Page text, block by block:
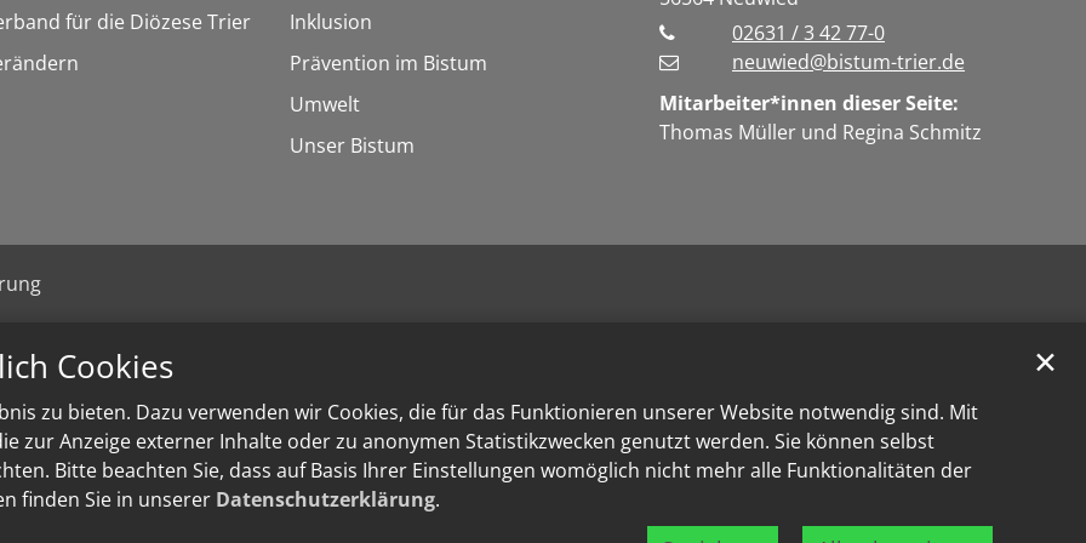
Cookies
zu bieten. Dazu verwenden wir Cookies, die für das Funktionieren unserer Website notwendig sind. Mit
zur Anzeige externer Inhalte oder zu anonymen Statistikzwecken genutzt werden. Sie können selbst
Bitte beachten Sie, dass auf Basis Ihrer Einstellungen womöglich nicht mehr alle Funktionalitäten der
finden Sie in unserer Datenschutzerklärung.
✕
für die Diözese Trier
Inklusion
Prävention im Bistum
Umwelt
Unser Bistum
02631 / 3 42 77-0
neuwied@bistum-trier.de
Mitarbeiter*innen dieser Seite:
Thomas Müller und Regina Schmitz